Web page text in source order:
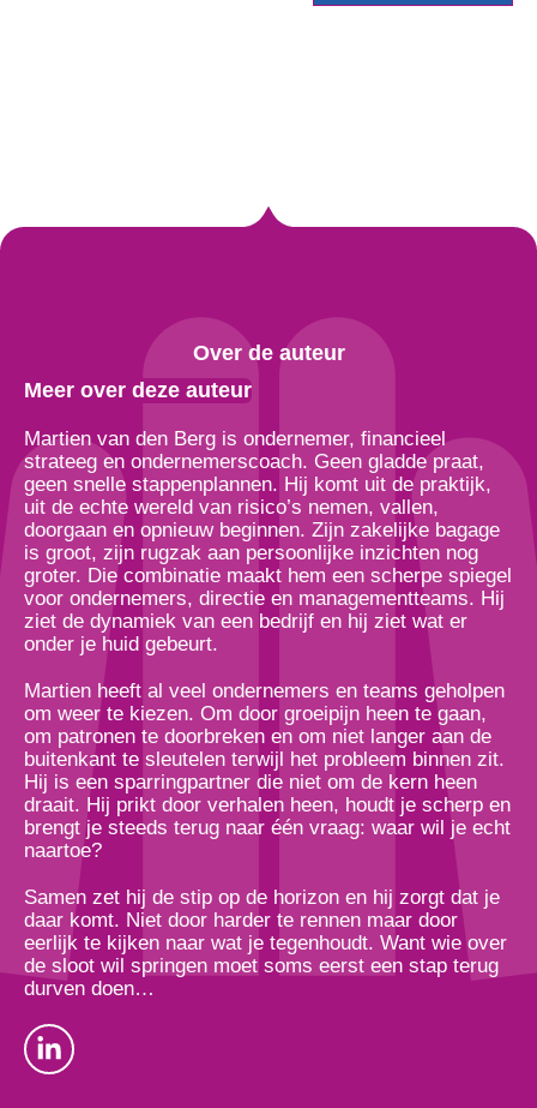
Over de auteur
Meer over deze auteur
Martien van den Berg is ondernemer, financieel
strateeg en ondernemerscoach. Geen gladde praat,
geen snelle stappenplannen. Hij komt uit de praktijk,
uit de echte wereld van risico’s nemen, vallen,
doorgaan en opnieuw beginnen. Zijn zakelijke bagage
is groot, zijn rugzak aan persoonlijke inzichten nog
groter. Die combinatie maakt hem een scherpe spiegel
voor ondernemers, directie en managementteams. Hij
ziet de dynamiek van een bedrijf en hij ziet wat er
onder je huid gebeurt.
Martien heeft al veel ondernemers en teams geholpen
om weer te kiezen. Om door groeipijn heen te gaan,
om patronen te doorbreken en om niet langer aan de
buitenkant te sleutelen terwijl het probleem binnen zit.
Hij is een sparringpartner die niet om de kern heen
draait. Hij prikt door verhalen heen, houdt je scherp en
brengt je steeds terug naar één vraag: waar wil je echt
naartoe?
Samen zet hij de stip op de horizon en hij zorgt dat je
daar komt. Niet door harder te rennen maar door
eerlijk te kijken naar wat je tegenhoudt. Want wie over
de sloot wil springen moet soms eerst een stap terug
durven doen…